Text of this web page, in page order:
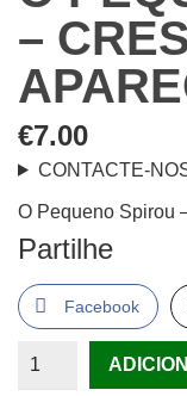
–
€7.00
CONTACTE-
O Pequeno Spirou
Partilhe
Facebook
Quantidade